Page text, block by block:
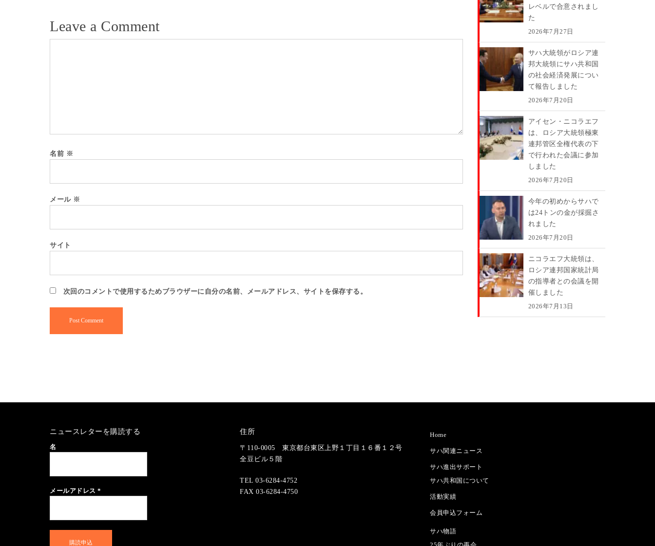
Leave a Comment
名前 ※
メール ※
サイト
次回のコメントで使用するためブラウザーに自分の名前、メールアドレス、サイトを保存する。
レベルで合意されまし
た
2026年7月27日
サハ大統領がロシア連
邦大統領にサハ共和国
の社会経済発展につい
て報告しました
2026年7月20日
アイセン・ニコラエフ
は、ロシア大統領極東
連邦管区全権代表の下
で行われた会議に参加
しました
2026年7月20日
今年の初めからサハで
は24トンの金が採掘さ
れました
2026年7月20日
ニコラエフ大統領は、
ロシア連邦国家統計局
の指導者との会議を開
催しました
2026年7月13日
ニュースレターを購読する
名
メールアドレス *
住所
〒110-0005 東京都台東区上野１丁目１６番１２号
全豆ビル５階
TEL 03-6284-4752
FAX 03-6284-4750
Home
サハ関連ニュース
サハ進出サポート
サハ共和国について
活動実績
会員申込フォーム
サハ物語